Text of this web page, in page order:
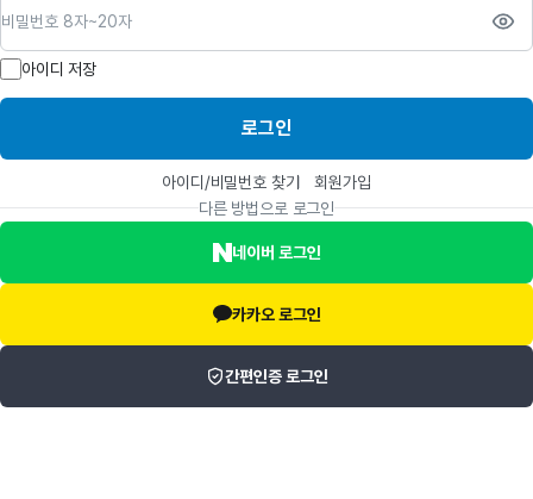
아이디 저장
로그인
아이디/비밀번호 찾기
회원가입
다른 방법으로 로그인
네이버 로그인
카카오 로그인
간편인증 로그인